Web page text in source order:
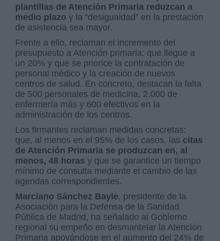
plantillas de Atención Primaria reduzcan a
medio plazo y la “desigualdad” en la prestación
de asistencia sea mayor.
Frente a ello, reclaman el incremento del
presupuesto a Atención primaria: que llegue a
un 20% y que se priorice la contratación de
personal médico y la creación de nuevos
centros de salud. En concreto, destacan la falta
de 500 personales de medicina, 2.000 de
enfermería más y 600 efectivos en la
administración de los centros.
Los firmantes reclaman medidas concretas:
que, al menos en el 95% de los casos, las citas
de Atención Primaria se produzcan en, al
menos, 48 horas y que se garantice un tiempo
mínimo de consulta mediante el cambio de las
agendas correspondientes.
Marciano Sánchez Bayle, presidente de la
Asociación para la Defensa de la Sanidad
Pública de Madrid, ha señalado al Gobierno
regional su empeño en desmantelar la Atención
Primaria apoyándose en el aumento del 24% de